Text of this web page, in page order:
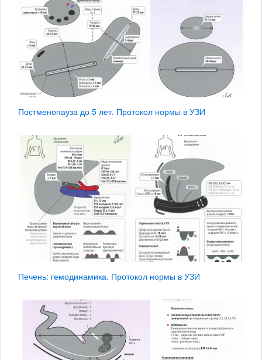
Постменопауза до 5 лет. Протокол нормы в УЗИ
Печень: гемодинамика. Протокол нормы в УЗИ